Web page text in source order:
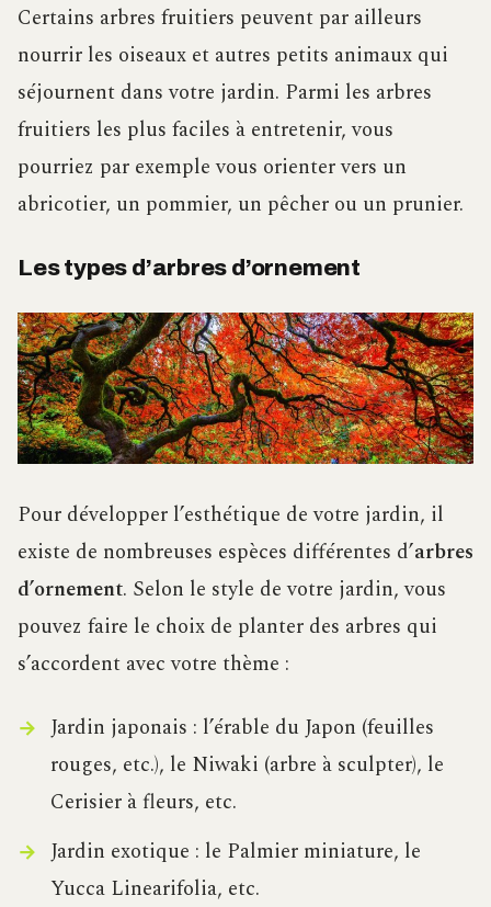
Certains arbres fruitiers peuvent par ailleurs
nourrir les oiseaux et autres petits animaux qui
séjournent dans votre jardin. Parmi les arbres
fruitiers les plus faciles à entretenir, vous
pourriez par exemple vous orienter vers un
abricotier, un pommier, un pêcher ou un prunier.
Les types d’arbres d’ornement
Pour développer l’esthétique de votre jardin, il
existe de nombreuses espèces différentes d’arbres
d’ornement. Selon le style de votre jardin, vous
pouvez faire le choix de planter des arbres qui
s’accordent avec votre thème :
Jardin japonais : l’érable du Japon (feuilles
rouges, etc.), le Niwaki (arbre à sculpter), le
Cerisier à fleurs, etc.
Jardin exotique : le Palmier miniature, le
Yucca Linearifolia, etc.